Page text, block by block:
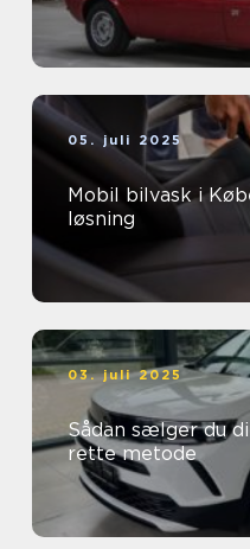
05. juli 2025
Mobil bilvask i
løsning
03. juli 2025
Sådan sælger du
rette metode